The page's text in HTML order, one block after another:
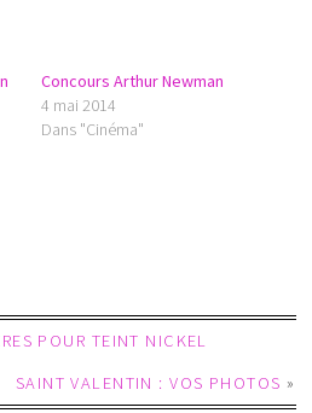
Concours Arthur Newman
4 mai 2014
Dans "Cinéma"
POUR TEINT NICKEL
SAINT VALENTIN : VOS PHOTOS »